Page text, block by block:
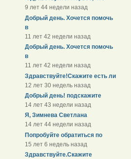
9 лет 44 недели назад
Добрый день. Хочется помочь
в
11 лет 42 недели назад
Добрый день. Хочется помочь
в
11 лет 42 недели назад
Здравствуйте!Скажите есть ли
12 лет 30 недель назад
Добрый день! подскажите
14 лет 43 недели назад
Я, Зимнева Светлана
14 лет 44 недели назад
Попробуйте обратиться по
15 лет 6 недель назад
Здравствуйте.Скажите